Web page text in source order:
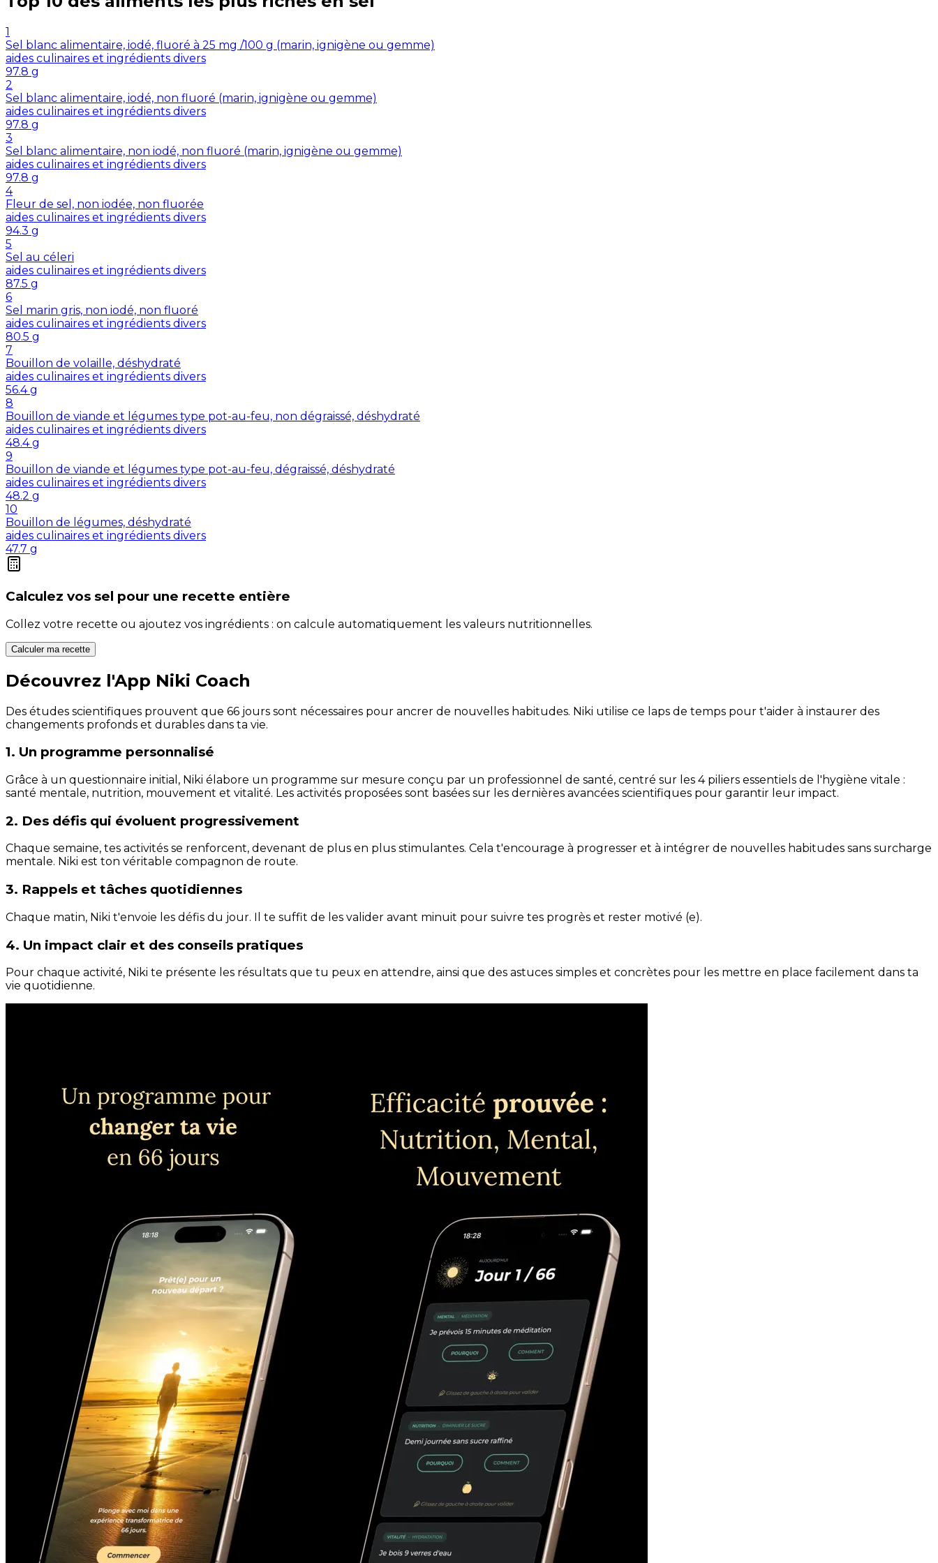
1
Sel blanc alimentaire, iodé, fluoré à 25 mg /100 g (marin, ignigène ou gemme)
aides culinaires et ingrédients divers
97.8 g
2
Sel blanc alimentaire, iodé, non fluoré (marin, ignigène ou gemme)
aides culinaires et ingrédients divers
97.8 g
3
Sel blanc alimentaire, non iodé, non fluoré (marin, ignigène ou gemme)
aides culinaires et ingrédients divers
97.8 g
4
Fleur de sel, non iodée, non fluorée
aides culinaires et ingrédients divers
94.3 g
5
Sel au céleri
aides culinaires et ingrédients divers
87.5 g
6
Sel marin gris, non iodé, non fluoré
aides culinaires et ingrédients divers
80.5 g
7
Bouillon de volaille, déshydraté
aides culinaires et ingrédients divers
56.4 g
8
Bouillon de viande et légumes type pot-au-feu, non dégraissé, déshydraté
aides culinaires et ingrédients divers
48.4 g
9
Bouillon de viande et légumes type pot-au-feu, dégraissé, déshydraté
aides culinaires et ingrédients divers
48.2 g
10
Bouillon de légumes, déshydraté
aides culinaires et ingrédients divers
47.7 g
Calculez vos sel pour une recette entière
Collez votre recette ou ajoutez vos ingrédients : on calcule automatiquement les valeurs nutritionnelles.
Calculer ma recette
Découvrez l'App Niki Coach
Des études scientifiques prouvent que 66 jours sont nécessaires pour ancrer de nouvelles habitudes. Niki utilise ce laps de temps pour t'aider à instaurer des
changements profonds et durables dans ta vie.
1. Un programme personnalisé
Grâce à un questionnaire initial, Niki élabore un programme sur mesure conçu par un professionnel de santé, centré sur les 4 piliers essentiels de l'hygiène vitale :
santé mentale, nutrition, mouvement et vitalité. Les activités proposées sont basées sur les dernières avancées scientifiques pour garantir leur impact.
2. Des défis qui évoluent progressivement
Chaque semaine, tes activités se renforcent, devenant de plus en plus stimulantes. Cela t'encourage à progresser et à intégrer de nouvelles habitudes sans surcharge
mentale. Niki est ton véritable compagnon de route.
3. Rappels et tâches quotidiennes
Chaque matin, Niki t'envoie les défis du jour. Il te suffit de les valider avant minuit pour suivre tes progrès et rester motivé (e).
4. Un impact clair et des conseils pratiques
Pour chaque activité, Niki te présente les résultats que tu peux en attendre, ainsi que des astuces simples et concrètes pour les mettre en place facilement dans ta
vie quotidienne.